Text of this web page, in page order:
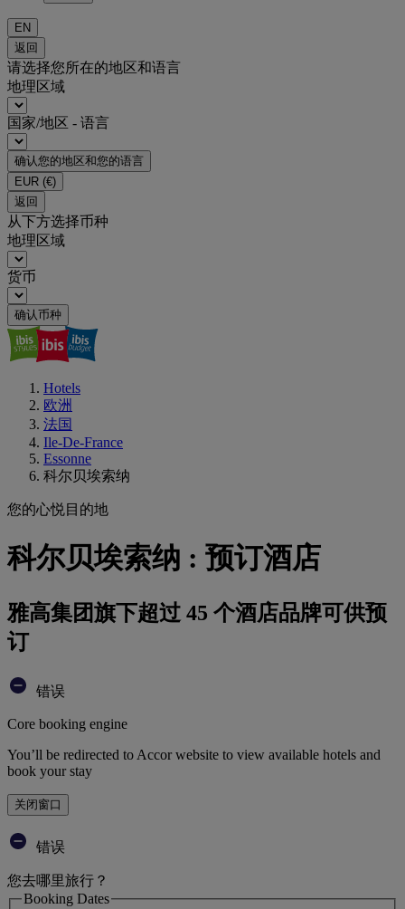
EN
返回
请选择您所在的地区和语言
地理区域
国家/地区 - 语言
确认您的地区和您的语言
EUR (€)
返回
从下方选择币种
地理区域
货币
确认币种
Hotels
欧洲
法国
Ile-De-France
Essonne
科尔贝埃索纳
您的心悦目的地
科尔贝埃索纳 : 预订酒店
雅高集团旗下超过 45 个酒店品牌可供预
订
错误
Core booking engine
You’ll be redirected to Accor website to view available hotels and
book your stay
关闭窗口
错误
您去哪里旅行？
Booking Dates